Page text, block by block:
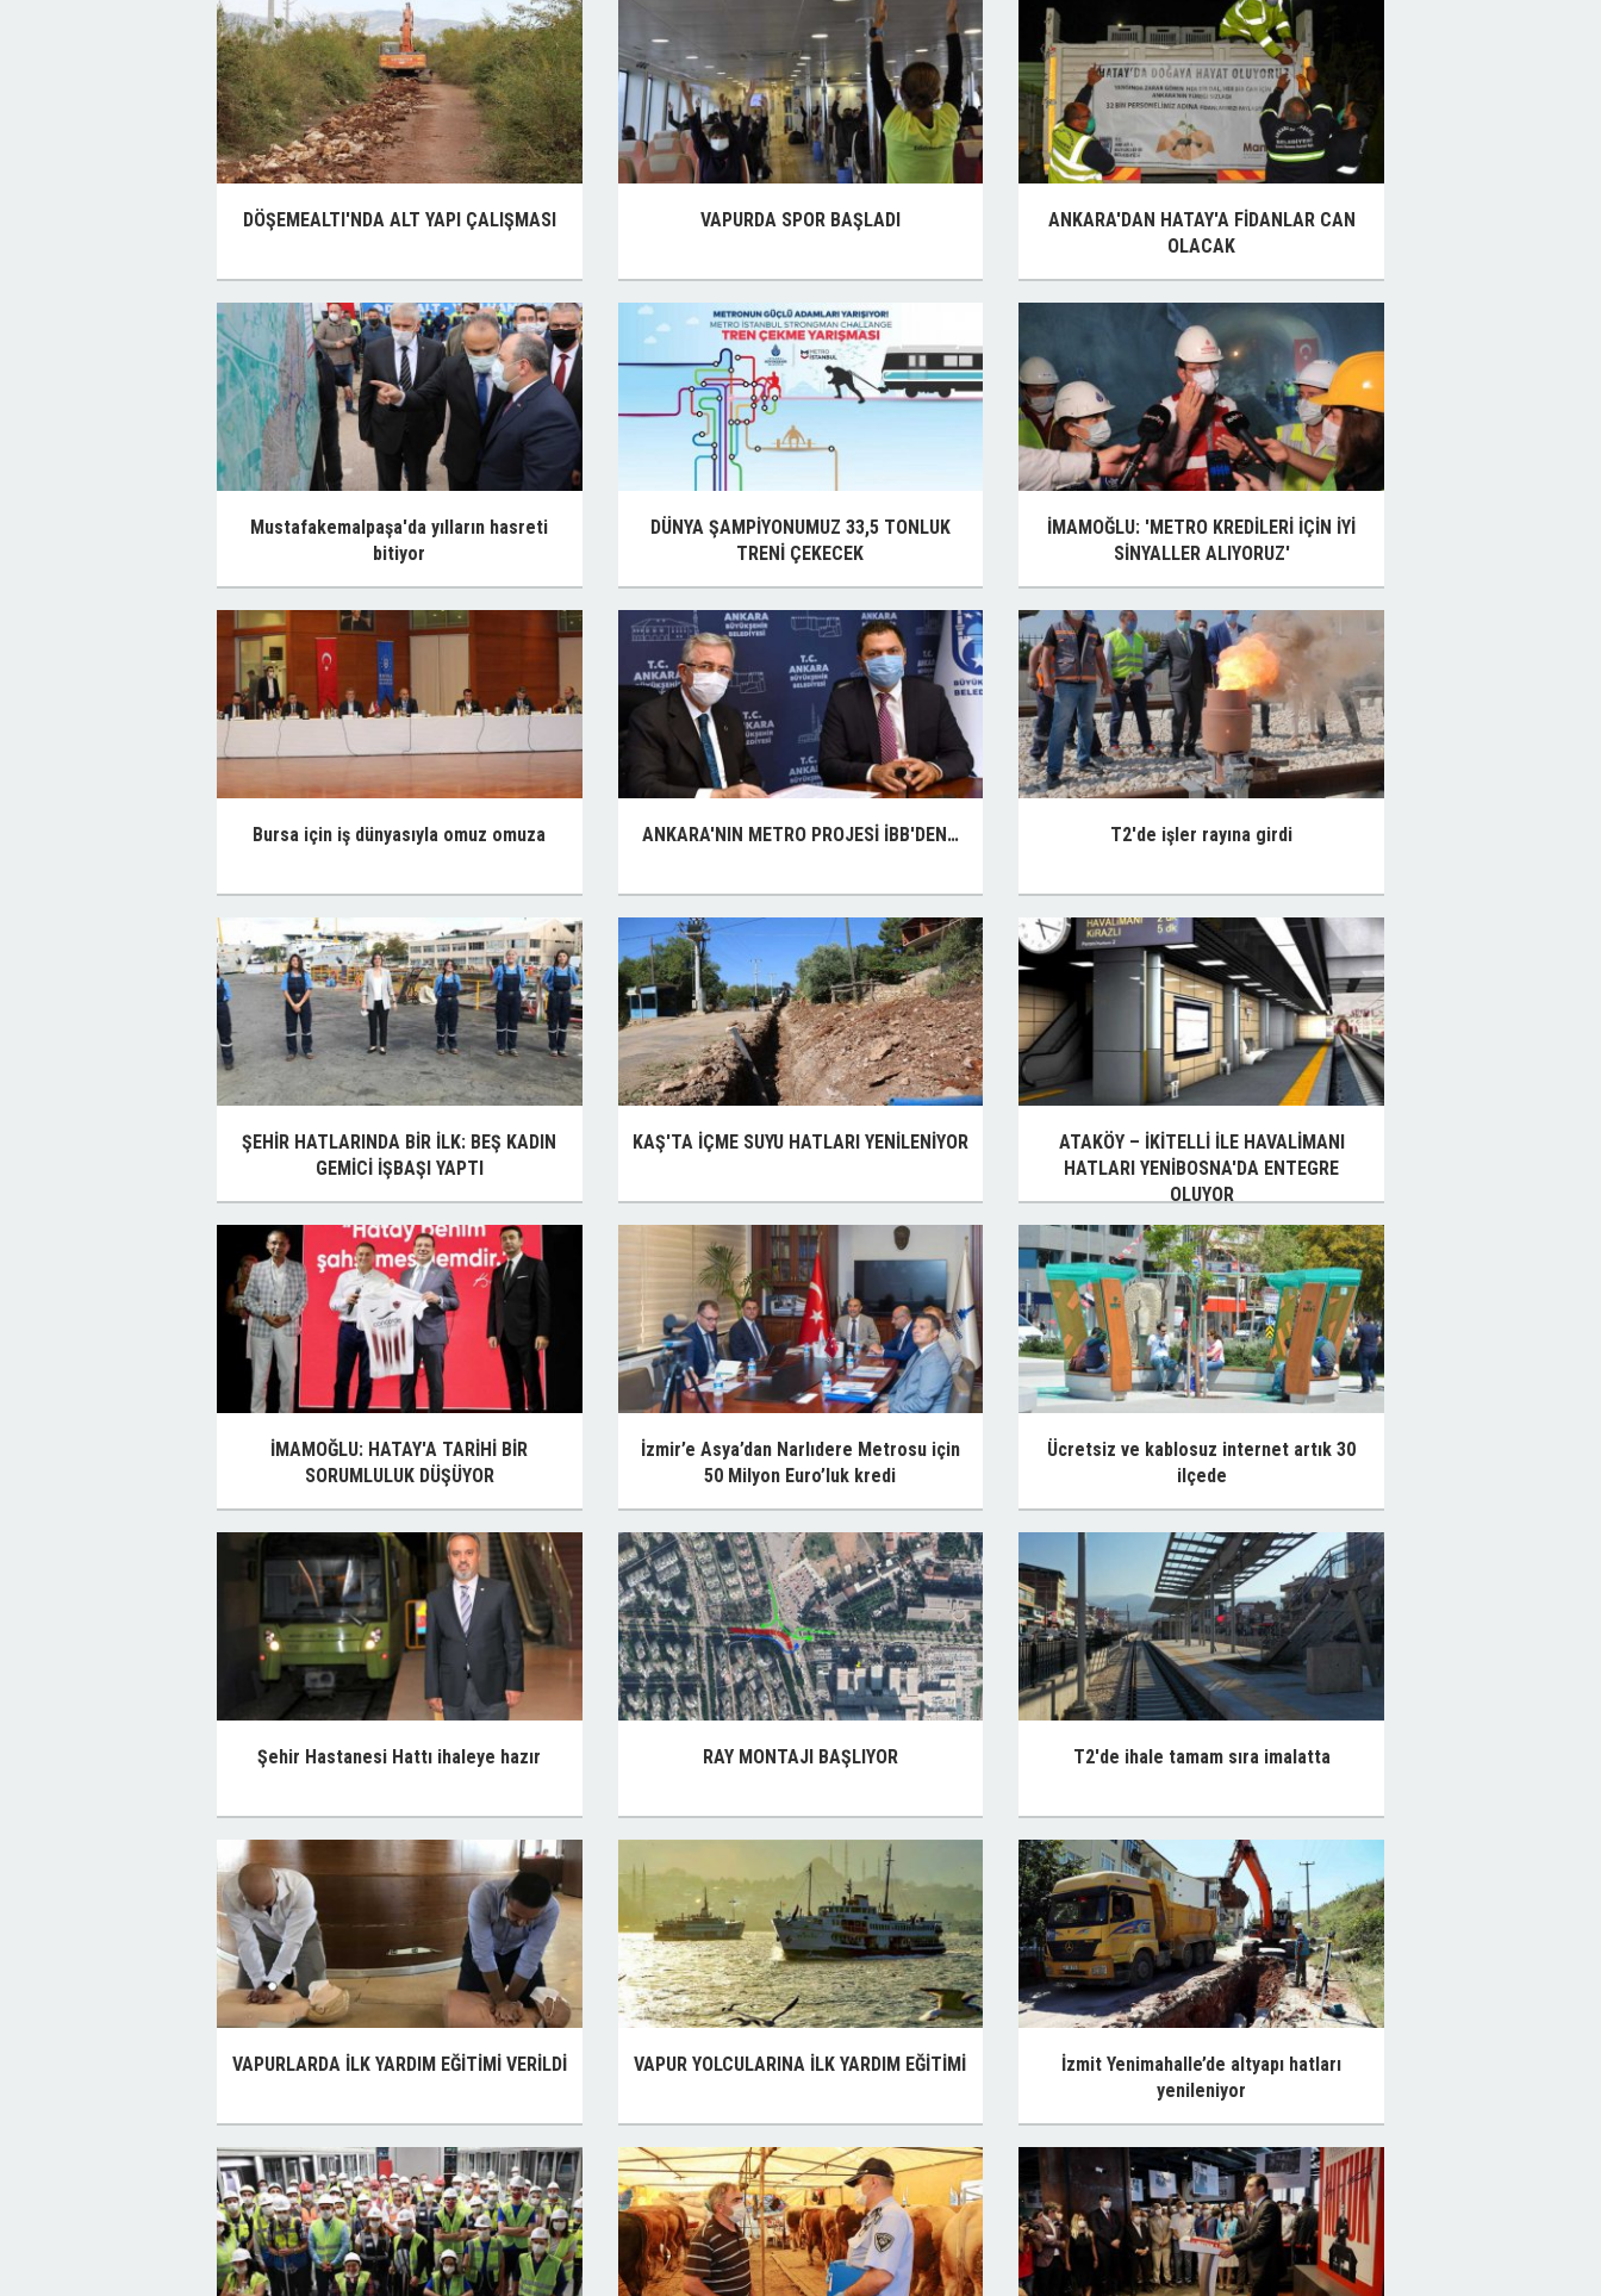
DÖŞEMEALTI'NDA ALT YAPI ÇALIŞMASI VAPURDA SPOR BAŞLADI
ANKARA'DAN HATAY'A FİDANLAR CAN
OLACAK
Mustafakemalpaşa'da yılların hasreti
bitiyor
DÜNYA ŞAMPİYONUMUZ 33,5 TONLUK
TRENİ ÇEKECEK
İMAMOĞLU: 'METRO KREDİLERİ İÇİN İYİ
SİNYALLER ALIYORUZ'
Bursa için iş dünyasıyla omuz omuza ANKARA'NIN METRO PROJESİ İBB'DEN… T2'de işler rayına girdi
ŞEHİR HATLARINDA BİR İLK: BEŞ KADIN
GEMİCİ İŞBAŞI YAPTI
KAŞ'TA İÇME SUYU HATLARI YENİLENİYOR
ATAKÖY – İKİTELLİ İLE HAVALİMANI
HATLARI YENİBOSNA'DA ENTEGRE
OLUYOR
İMAMOĞLU: HATAY'A TARİHİ BİR
SORUMLULUK DÜŞÜYOR
İzmir’e Asya’dan Narlıdere Metrosu için
50 Milyon Euro’luk kredi
Ücretsiz ve kablosuz internet artık 30
ilçede
Şehir Hastanesi Hattı ihaleye hazır RAY MONTAJI BAŞLIYOR T2'de ihale tamam sıra imalatta
VAPURLARDA İLK YARDIM EĞİTİMİ VERİLDİ VAPUR YOLCULARINA İLK YARDIM EĞİTİMİ
İzmit Yenimahalle’de altyapı hatları
yenileniyor